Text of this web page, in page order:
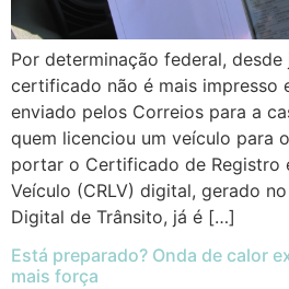
Por determinação federal,
certificado não é mais impresso
enviado pelos Correios para a
quem licenciou um veículo para
portar o Certificado de Registro
Veículo (CRLV) digital, gerado
Digital de Trânsito, já é […]
Está preparado? Onda de calor
mais força